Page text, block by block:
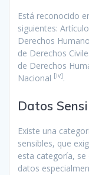
Está reconocido
siguientes:
Derechos
de Derechos
de Derechos
Nacional [iv].
Datos
Existe una
sensibles, que
esta categoría,
datos